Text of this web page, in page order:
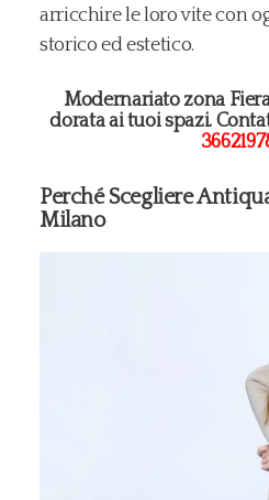
arricchire le loro vite con
storico ed estetico.
Modernariato zona
dorata ai tuoi spazi.
Perché Scegliere
Milano